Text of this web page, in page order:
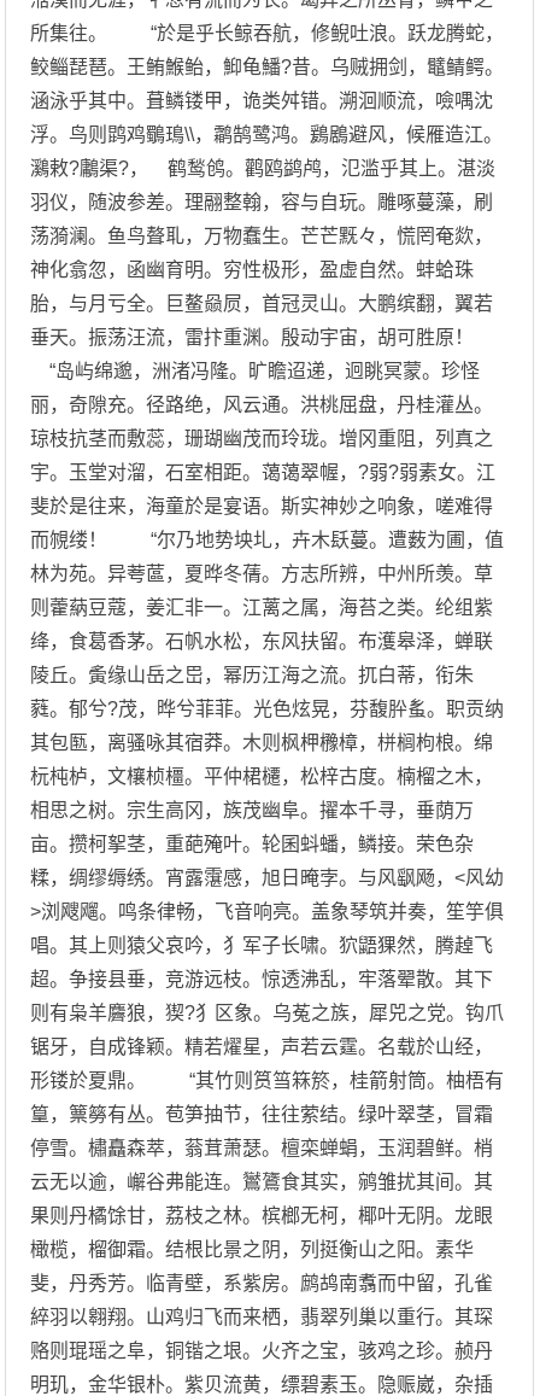
所集往。 “於是乎长鲸吞航，修鲵吐浪。跃龙腾蛇，
鲛鲻琵琶。王鲔鯸鲐，鮣龟鱕?昔。乌贼拥剑，鼊鲭鳄。
涵泳乎其中。葺鳞镂甲，诡类舛错。溯洄顺流，噞喁沈
浮。鸟则鹍鸡鸀鳿\\，鹴鹄鹭鸿。鶢鶋避风，候雁造江。
鸂敕?鷛渠?， 鹤鹙鸧。鹳鸥鹢鸬，氾滥乎其上。湛淡
羽仪，随波参差。理翮整翰，容与自玩。雕啄蔓藻，刷
荡漪澜。鱼鸟聱耴，万物蠢生。芒芒黖々，慌罔奄欻，
神化翕忽，函幽育明。穷性极形，盈虚自然。蚌蛤珠
胎，与月亏全。巨鳌赑屃，首冠灵山。大鹏缤翻，翼若
垂天。振荡汪流，雷抃重渊。殷动宇宙，胡可胜原！
“岛屿绵邈，洲渚冯隆。旷瞻迢递，迥眺冥蒙。珍怪
丽，奇隙充。径路绝，风云通。洪桃屈盘，丹桂灌丛。
琼枝抗茎而敷蕊，珊瑚幽茂而玲珑。增冈重阻，列真之
宇。玉堂对溜，石室相距。蔼蔼翠幄，?弱?弱素女。江
斐於是往来，海童於是宴语。斯实神妙之响象，嗟难得
而覙缕！ “尔乃地势坱圠，卉木镺蔓。遭薮为圃，值
林为苑。异荂蓲，夏晔冬蒨。方志所辨，中州所羡。草
则藿蒳豆蔻，姜汇非一。江蓠之属，海苔之类。纶组紫
绛，食葛香茅。石帆水松，东风扶留。布濩皋泽，蝉联
陵丘。夤缘山岳之岊，幂历江海之流。扤白蒂，衔朱
蕤。郁兮?茂，晔兮菲菲。光色炫晃，芬馥肸蚃。职贡纳
其包匦，离骚咏其宿莽。木则枫柙櫲樟，栟榈枸桹。绵
杬杶栌，文欀桢橿。平仲桾櫏，松梓古度。楠榴之木，
相思之树。宗生高冈，族茂幽阜。擢本千寻，垂荫万
亩。攒柯挐茎，重葩殗叶。轮囷蚪蟠，鳞接。荣色杂
糅，绸缪缛绣。宵露霮感，旭日晻孛。与风飖飏，<风幼
>浏飕飗。鸣条律畅，飞音响亮。盖象琴筑并奏，笙竽俱
唱。其上则猿父哀吟，犭军子长啸。狖鼯猓然，腾趠飞
超。争接县垂，竞游远枝。惊透沸乱，牢落翚散。其下
则有枭羊麡狼，猰?犭区象。乌菟之族，犀兕之党。钩爪
锯牙，自成锋颖。精若燿星，声若云霆。名载於山经，
形镂於夏鼎。 “其竹则筼筜箖箊，桂箭射筒。柚梧有
篁，篻簩有丛。苞笋抽节，往往萦结。绿叶翠茎，冒霜
停雪。橚矗森萃，蓊茸萧瑟。檀栾蝉蜎，玉润碧鲜。梢
云无以逾，嶰谷弗能连。鸑鷟食其实，鹓雏扰其间。其
果则丹橘馀甘，荔枝之林。槟榔无柯，椰叶无阴。龙眼
橄榄，榴御霜。结根比景之阴，列挺衡山之阳。素华
斐，丹秀芳。临青壁，系紫房。鹧鸪南翥而中留，孔雀
綷羽以翱翔。山鸡归飞而来栖，翡翠列巢以重行。其琛
赂则琨瑶之阜，铜锴之垠。火齐之宝，骇鸡之珍。赪丹
明玑，金华银朴。紫贝流黄，缥碧素玉。隐赈崴，杂插